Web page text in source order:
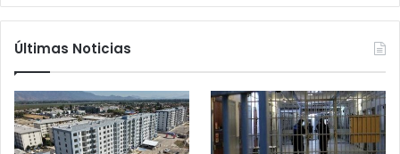
Últimas Noticias